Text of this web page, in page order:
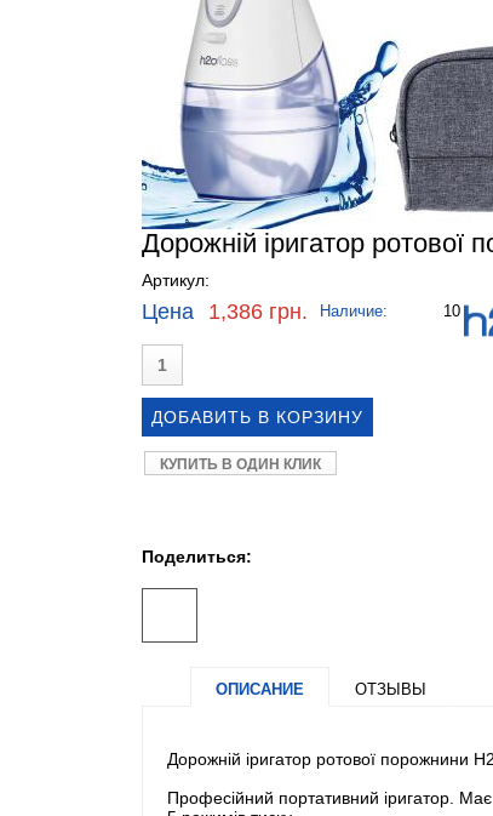
Дорожній іригатор
Артикул:
Цена 1,386 грн. Наличие: 10
КУПИТЬ В ОДИН КЛИК
Поделиться:
ОПИСАНИЕ ОТЗЫВЫ
Дорожній іригатор ротової порожнини
Професійний портативний іригатор. Має